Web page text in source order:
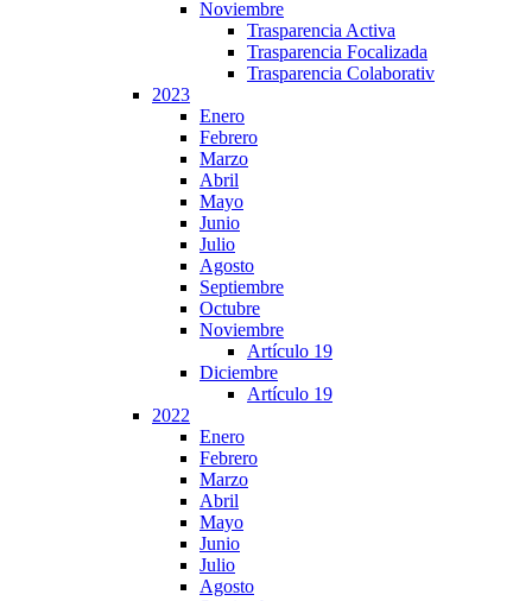
Noviembre
Trasparencia Activa
Trasparencia Focalizada
Trasparencia Colaborativ
2023
Enero
Febrero
Marzo
Abril
Mayo
Junio
Julio
Agosto
Septiembre
Octubre
Noviembre
Artículo 19
Diciembre
Artículo 19
2022
Enero
Febrero
Marzo
Abril
Mayo
Junio
Julio
Agosto